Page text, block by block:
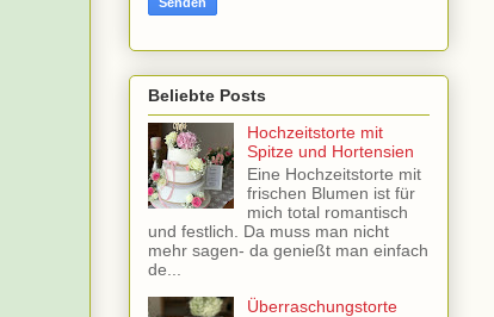
Beliebte Posts
Hochzeitstorte mit
Spitze und Hortensien
Eine Hochzeitstorte mit
frischen Blumen ist für
mich total romantisch
und festlich. Da muss man nicht
mehr sagen- da genießt man einfach
de...
Überraschungstorte